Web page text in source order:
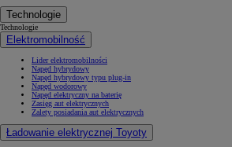
Technologie
Technologie
Elektromobilność
Lider elektromobilności
Napęd hybrydowy
Napęd hybrydowy typu plug-in
Napęd wodorowy
Napęd elektryczny na baterię
Zasięg aut elektrycznych
Zalety posiadania aut elektrycznych
Ładowanie elektrycznej Toyoty